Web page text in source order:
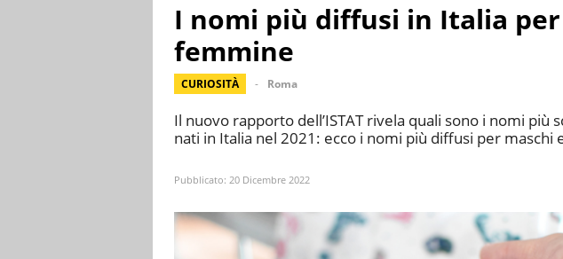
I nomi più diffusi in Italia
femmine
CURIOSITÀ Roma
Il nuovo rapporto dell’ISTAT rivela quali sono i nomi più
nati in Italia nel 2021: ecco i nomi più diffusi per maschi
Pubblicato: 20 Dicembre 2022